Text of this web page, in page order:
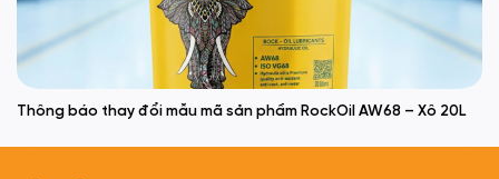
Thông báo thay đổi mẫu mã sản phẩm RockOil AW68 – Xô 20L